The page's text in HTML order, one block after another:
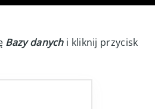
00:55